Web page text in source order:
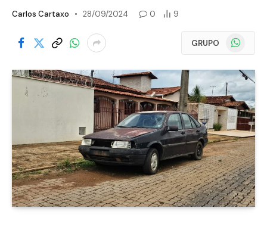
Carlos Cartaxo 28/09/2024 0 9
GRUPO WhatsApp